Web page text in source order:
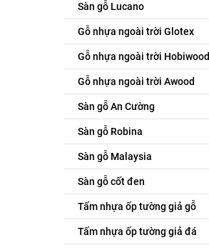
Sàn gỗ Lucano
Gỗ nhựa ngoài trời Glotex
Gỗ nhựa ngoài trời Hobiwood
Gỗ nhựa ngoài trời Awood
Sàn gỗ An Cường
Sàn gỗ Robina
Sàn gỗ Malaysia
Sàn gỗ cốt đen
Tấm nhựa ốp tường giả gỗ
Tấm nhựa ốp tường giả đá